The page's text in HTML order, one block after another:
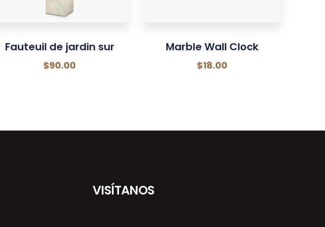
Fauteuil de jardin sur
$90.00
Marble Wall Clock
$18.00
VISÍTANOS